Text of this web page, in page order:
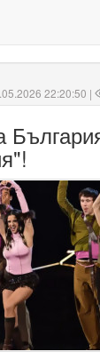
22:20:50 |